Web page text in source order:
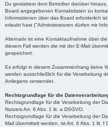
Du gestattest dem Betreiber darüber
Board angegebenen Kontaktdaten zu
Informationen über das Board erforderlich
erlaubt hast ("Administratoren dürfen mir
Alternativ ist eine Kontaktaufnahme über
diesem Fall werden die mit der E-Mail
gespeichert.
Es erfolgt in diesem Zusammenhang keine
werden ausschließlich für die Verarbeitung
Anliegens verwendet.
Rechtsgrundlage für die
Rechtsgrundlage für die Verarbeitung der
Nutzers Art. 6 Abs. 1 lit. a DSGVO.
Rechtsgrundlage für die Verarbeitung der
Mail übermittelt werden, ist Art. 6 Abs. 1 lit. f